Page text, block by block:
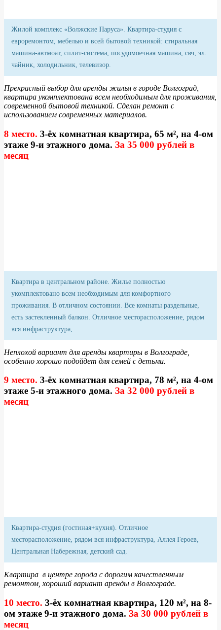
Жилой комплекс «Волжские Паруса». Квартира-студия с
евроремонтом, мебелью и всей бытовой техникой: стиральная
машина-автмоат, сплит-система, посудомоечная машина, свч, эл.
чайник, холодильник, телевизор.
Прекрасный выбор для аренды жилья в городе Волгоград,
квартира укомплектована всем необходимым для проживания,
современной бытовой техникой. Сделан ремонт с
использованием современных материалов.
8 место. 3-ёх комнатная квартира, 65 м², на 4-ом
этаже 9-и этажного дома. За 35 000 рублей в
месяц
Квартира в центральном районе. Жилье полностью
укомплектовано всем необходимым для комфортного
проживания. В отличном состоянии. Все комнаты раздельные,
есть застекленный балкон. Отличное месторасположение, рядом
вся инфраструктура,
Неплохой вариант для аренды квартиры в Волгограде,
особенно хорошо подойдет для семей с детьми.
9 место. 3-ёх комнатная квартира, 78 м², на 4-ом
этаже 5-и этажного дома. За 32 000 рублей в
месяц
Квартира-студия (гостиная+кухня). Отличное
месторасположение, рядом вся инфраструктура, Аллея Героев,
Центральная Набережная, детский сад.
Квартира в центре города с дорогим качественным
ремонтом, хороший вариант аренды в Волгограде.
10 место. 3-ёх комнатная квартира, 120 м², на 8-
ом этаже 9-и этажного дома. За 30 000 рублей в
месяц